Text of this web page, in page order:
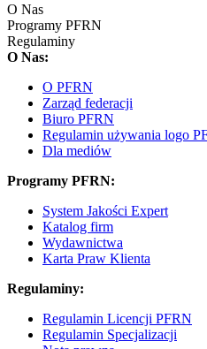
O Nas
Programy PFRN
Regulaminy
O Nas:
O PFRN
Zarząd federacji
Biuro PFRN
Regulamin używania logo
Dla mediów
Programy PFRN:
System Jakości Expert
Katalog firm
Wydawnictwa
Karta Praw Klienta
Regulaminy:
Regulamin Licencji PFRN
Regulamin Specjalizacji